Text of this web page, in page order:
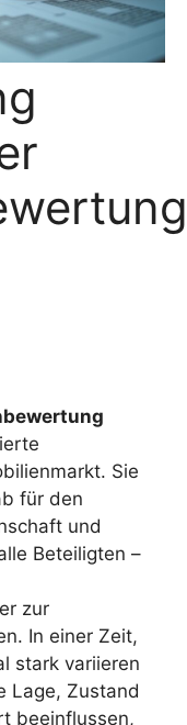
Sie
für den
und
Beteiligten –
zur
In einer Zeit,
stark variieren
Lage, Zustand
beeinflussen,